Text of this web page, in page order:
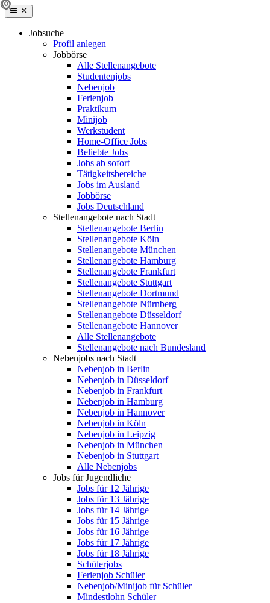
Jobsuche
Profil anlegen
Jobbörse
Alle Stellenangebote
Studentenjobs
Nebenjob
Ferienjob
Praktikum
Minijob
Werkstudent
Home-Office Jobs
Beliebte Jobs
Jobs ab sofort
Tätigkeitsbereiche
Jobs im Ausland
Jobbörse
Jobs Deutschland
Stellenangebote nach Stadt
Stellenangebote Berlin
Stellenangebote Köln
Stellenangebote München
Stellenangebote Hamburg
Stellenangebote Frankfurt
Stellenangebote Stuttgart
Stellenangebote Dortmund
Stellenangebote Nürnberg
Stellenangebote Düsseldorf
Stellenangebote Hannover
Alle Stellenangebote
Stellenangebote nach Bundesland
Nebenjobs nach Stadt
Nebenjob in Berlin
Nebenjob in Düsseldorf
Nebenjob in Frankfurt
Nebenjob in Hamburg
Nebenjob in Hannover
Nebenjob in Köln
Nebenjob in Leipzig
Nebenjob in München
Nebenjob in Stuttgart
Alle Nebenjobs
Jobs für Jugendliche
Jobs für 12 Jährige
Jobs für 13 Jährige
Jobs für 14 Jährige
Jobs für 15 Jährige
Jobs für 16 Jährige
Jobs für 17 Jährige
Jobs für 18 Jährige
Schülerjobs
Ferienjob Schüler
Nebenjob/Minijob für Schüler
Mindestlohn Schüler